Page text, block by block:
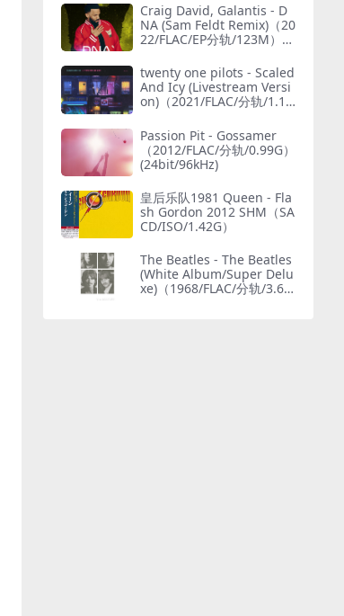
Craig David, Galantis - D
NA (Sam Feldt Remix)（20
22/FLAC/EP分轨/123M）
twenty one pilots - Scaled
And Icy (Livestream Versi
on)（2021/FLAC/分轨/1.15
Passion Pit - Gossamer
（2012/FLAC/分轨/0.99G）
(24bit/96kHz)
皇后乐队1981 Queen - Fla
sh Gordon 2012 SHM（SA
CD/ISO/1.42G）
The Beatles - The Beatles
(White Album/Super Delu
xe)（1968/FLAC/分轨/3.69